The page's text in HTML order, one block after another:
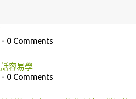
- 0 Comments
容易學
- 0 Comments